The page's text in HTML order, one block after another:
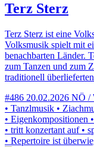
Terz Sterz
Terz Sterz ist eine
Volksmusik spielt mit
benachbarten Länder.
zum Tanzen und zum
traditionell
#486 20.02.2026 NÖ /
• Tanzlmusik •
• Eigenkompositionen
• tritt konzertant auf •
• Repertoire ist